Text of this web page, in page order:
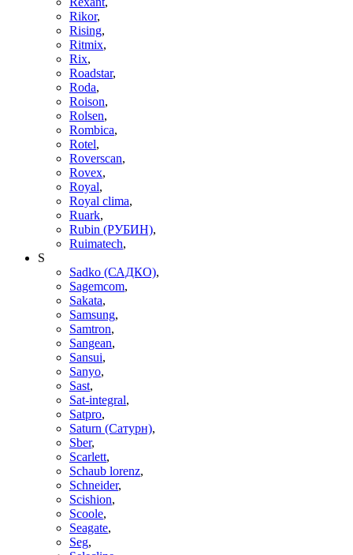
Rikor,
Rising,
Ritmix,
Rix,
Roadstar,
Roda,
Roison,
Rolsen,
Rombica,
Rotel,
Roverscan,
Rovex,
Royal,
Royal clima,
Ruark,
Rubin (РУБИН),
Ruimatech,
S
Sadko (САДКО),
Sagemcom,
Sakata,
Samsung,
Samtron,
Sangean,
Sansui,
Sanyo,
Sast,
Sat-integral,
Satpro,
Saturn (Сатурн),
Sber,
Scarlett,
Schaub lorenz,
Schneider,
Scishion,
Scoole,
Seagate,
Seg,